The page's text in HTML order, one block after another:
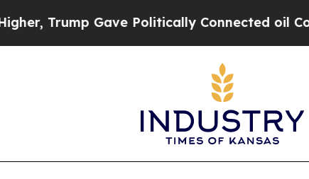
Gave Politically Connected oil